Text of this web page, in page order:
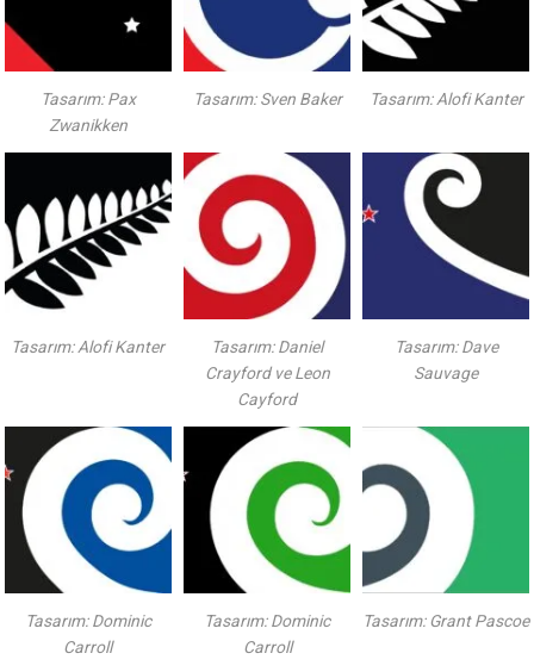
Tasarım: Pax
Zwanikken
Tasarım: Sven Baker Tasarım: Alofi Kanter
Tasarım: Alofi Kanter
Tasarım: Daniel
Crayford ve Leon
Cayford
Tasarım: Dave
Sauvage
Tasarım: Dominic
Carroll
Tasarım: Dominic
Carroll
Tasarım: Grant Pascoe